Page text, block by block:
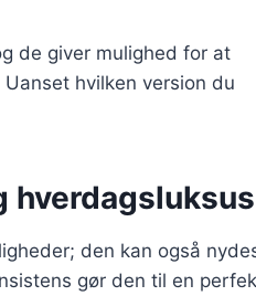
de giver mulighed for at
hvilken version du
hverdagsluksus
den kan også
gør den til en